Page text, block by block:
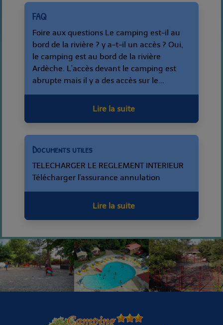
FAQ
Foire aux questions Le camping est-il au
bord de la rivière ? y a-t-il un accès ? Oui,
le camping est au bord de la rivière
Ardèche. L’accès devant le camping est
abrupte mais il y a des accès sur le...
Lire la suite
Documents utiles
TELECHARGER LE REGLEMENT INTERIEUR
Télécharger l'assurance annulation
Lire la suite